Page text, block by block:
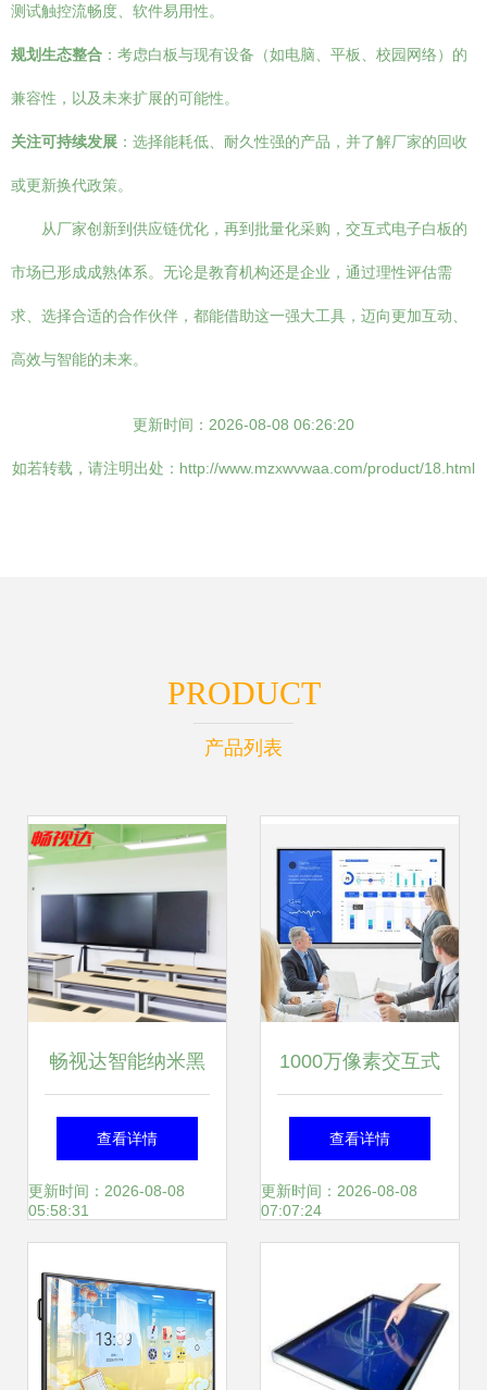
测试触控流畅度、软件易用性。
规划生态整合 ：考虑白板与现有设备（如电脑、平板、校园网络）的
兼容性，以及未来扩展的可能性。
关注可持续发展 ：选择能耗低、耐久性强的产品，并了解厂家的回收
或更新换代政策。
从厂家创新到供应链优化，再到批量化采购，交互式电子白板的
市场已形成成熟体系。无论是教育机构还是企业，通过理性评估需
求、选择合适的合作伙伴，都能借助这一强大工具，迈向更加互动、
高效与智能的未来。
更新时间：2026-08-08 06:26:20
如若转载，请注明出处：http://www.mzxwvwaa.com/product/18.html
PRODUCT
产品列表
畅视达智能纳米黑
板 助力教育信息化
的互动课堂教学新
查看详情
更新时间：2026-08-08
05:58:31
1000万像素交互式
白板 高清视觉与流
畅书写的完美融合
查看详情
更新时间：2026-08-08
07:07:24